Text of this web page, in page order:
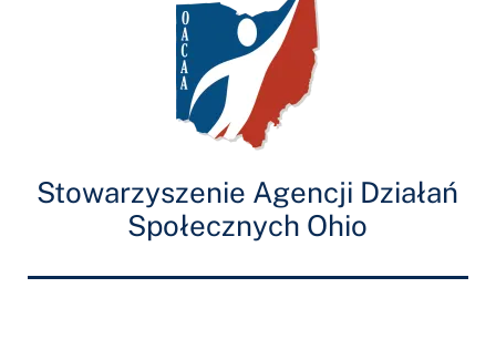
Stowarzyszenie Agencji Działań
Społecznych Ohio